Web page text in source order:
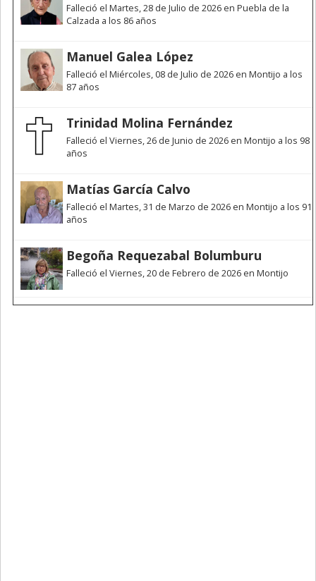
Falleció el Martes, 28 de Julio de 2026 en Puebla de la
Calzada a los 86 años
Manuel Galea López
Falleció el Miércoles, 08 de Julio de 2026 en Montijo a los
87 años
Trinidad Molina Fernández
Falleció el Viernes, 26 de Junio de 2026 en Montijo a los 98
años
Matías García Calvo
Falleció el Martes, 31 de Marzo de 2026 en Montijo a los 91
años
Begoña Requezabal Bolumburu
Falleció el Viernes, 20 de Febrero de 2026 en Montijo